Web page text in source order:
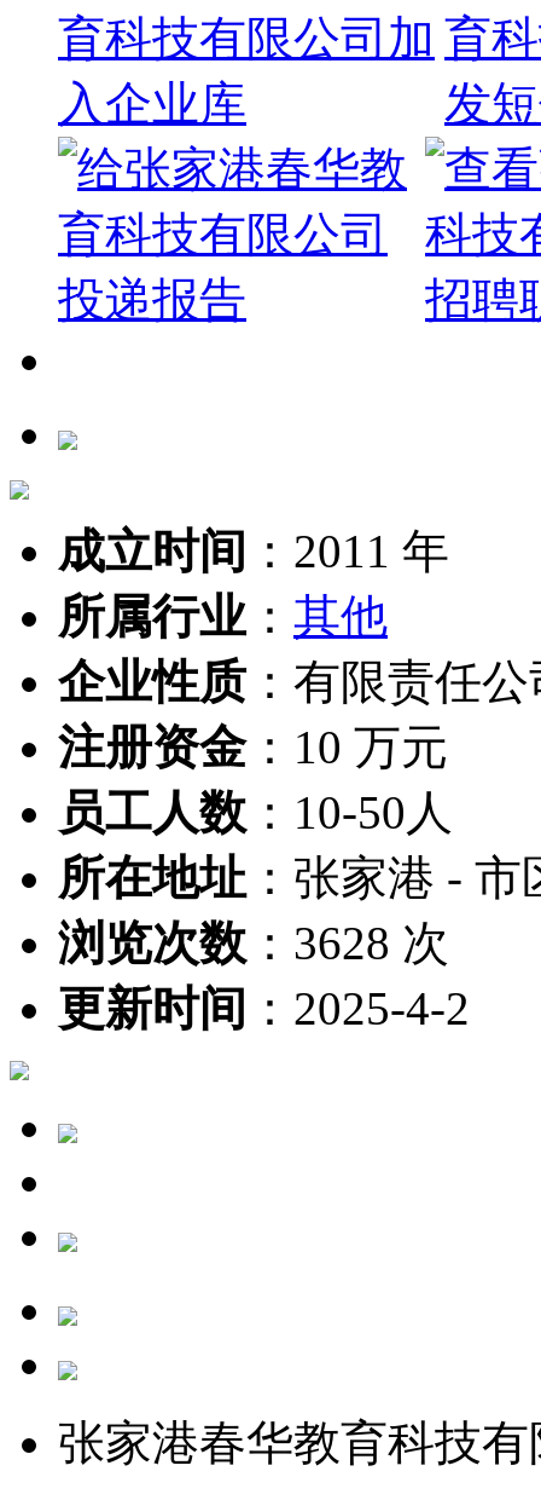
成立时间 ： 2011 年
所属行业： 其他
企业性质： 有限责任公
注册资金： 10 万元
员工人数 ： 10-50人
所在地址 ： 张家港 - 市
浏览次数 ： 3628 次
更新时间 ： 2025-4-2
张家港春华教育科技